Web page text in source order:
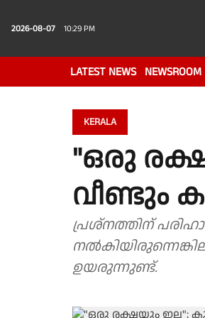
2026-08-07 10:29 PM
LATEST NEWS NEWSROOM
KERALA
"ഒരു
വീണ്ടും
പ്രശ്നത്തിന്
ഉയരുന്നുണ്ട്.